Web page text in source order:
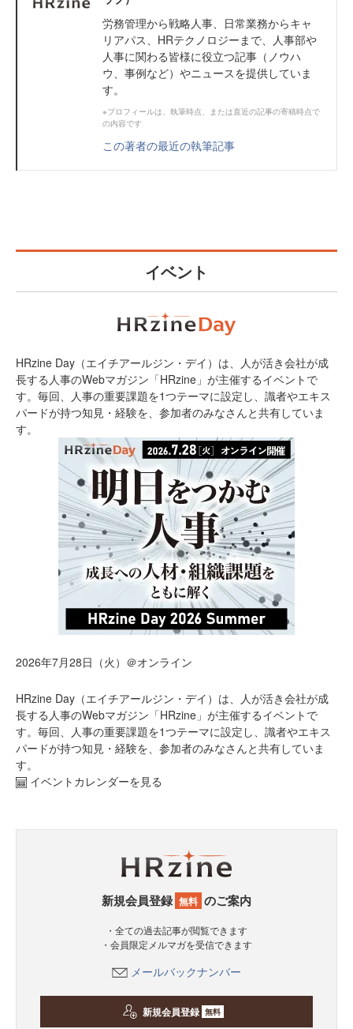
労務管理から戦略人事、日常業務からキャ
リアパス、HRテクノロジーまで、人事部や
人事に関わる皆様に役立つ記事（ノウハ
ウ、事例など）やニュースを提供していま
す。
※プロフィールは、執筆時点、または直近の記事の寄稿時点で
の内容です
この著者の最近の執筆記事
イベント
HRzine Day（エイチアールジン・デイ）は、人が活き会社が成
長する人事のWebマガジン「HRzine」が主催するイベントで
す。毎回、人事の重要課題を1つテーマに設定し、識者やエキス
パードが持つ知見・経験を、参加者のみなさんと共有していま
す。
2026年7月28日（火）＠オンライン
HRzine Day（エイチアールジン・デイ）は、人が活き会社が成
長する人事のWebマガジン「HRzine」が主催するイベントで
す。毎回、人事の重要課題を1つテーマに設定し、識者やエキス
パードが持つ知見・経験を、参加者のみなさんと共有していま
す。
イベントカレンダーを見る
新規会員登録 無料 のご案内
・全ての過去記事が閲覧できます
・会員限定メルマガを受信できます
メールバックナンバー
新規会員登録 無料